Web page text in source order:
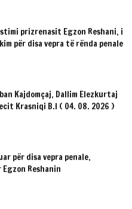
prizrenasit Egzon Reshani, i
për disa vepra të rënda penale
Kajdomçaj, Dallim Elezkurtaj
Krasniqi B.I ( 04. 08. 2026 )
për disa vepra penale,
Reshanin